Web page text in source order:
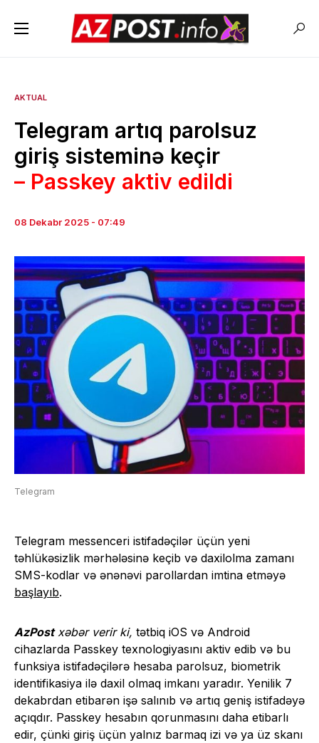
AKTUAL
Telegram artıq parolsuz
giriş sisteminə keçir
– Passkey aktiv edildi
08 Dekabr 2025 - 07:49
Telegram
Telegram messenceri istifadəçilər üçün yeni
təhlükəsizlik mərhələsinə keçib və daxilolma zamanı
SMS-kodlar və ənənəvi parollardan imtina etməyə
başlayıb.
AzPostxəbər verir ki, tətbiq iOS və Android
cihazlarda Passkey texnologiyasını aktiv edib və bu
funksiya istifadəçilərə hesaba parolsuz, biometrik
identifikasiya ilə daxil olmaq imkanı yaradır. Yenilik 7
dekabrdan etibarən işə salınıb və artıq geniş istifadəyə
açıqdır. Passkey hesabın qorunmasını daha etibarlı
edir, çünki giriş üçün yalnız barmaq izi və ya üz skanı